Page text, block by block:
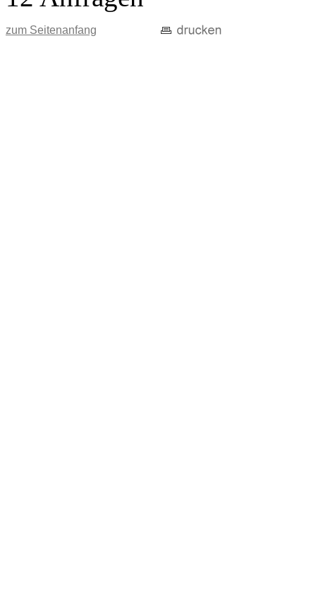
zum Seitenanfang